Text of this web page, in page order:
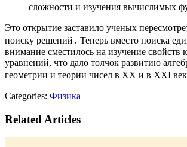
сложности и изучения вычислимых
Это открытие заставило ученых
поиску решений․ Теперь вместо поиска
внимание сместилось на изучение свойств
уравнений, что дало толчок развитию
геометрии и теории чисел в XX и в XXI
Categories: Физика
Related Articles